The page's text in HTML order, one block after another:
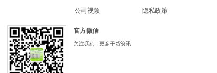
公司视频
隐私政策
官方微信
关注我们 · 更多干货资讯